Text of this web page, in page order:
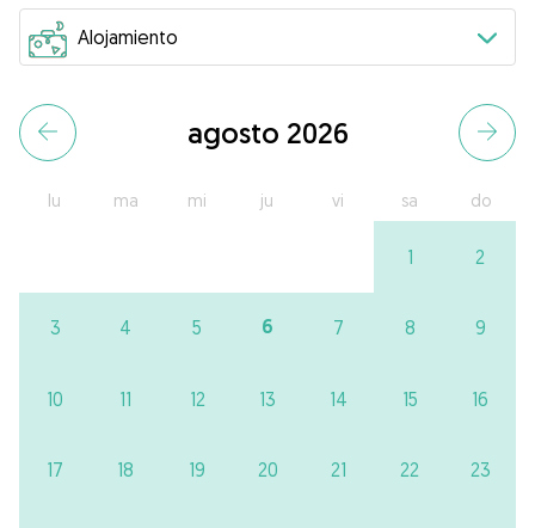
agosto 2026
lu ma mi ju vi sa do
1 2
3 4 5 6 7 8 9
10 11 12 13 14 15 16
17 18 19 20 21 22 23